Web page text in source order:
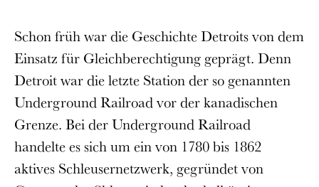
Schon früh war die Geschichte Detroits von dem
Einsatz für Gleichberechtigung geprägt. Denn
Detroit war die letzte Station der so genannten
Underground Railroad vor der kanadischen
Grenze. Bei der Underground Railroad
handelte es sich um ein von 1780 bis 1862
aktives Schleusernetzwerk, gegründet von